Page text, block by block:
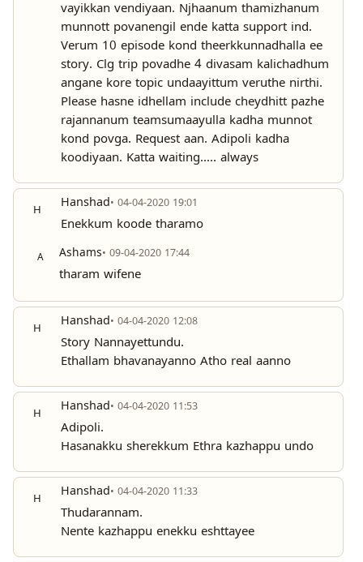
vayikkan vendiyaan. Njhaanum thamizhanum
munnott povanengil ende katta support ind.
Verum 10 episode kond theerkkunnadhalla ee
story. Clg trip povadhe 4 divasam kalichadhum
angane kore topic undaayittum veruthe nirthi.
Please hasne idhellam include cheydhitt pazhe
rajannanum teamsumaayulla kadha munnot
kond povga. Request aan. Adipoli kadha
koodiyaan. Katta waiting..... always
H Hanshad• 04-04-2020 19:01
Enekkum koode tharamo
A Ashams• 09-04-2020 17:44
tharam wifene
H Hanshad• 04-04-2020 12:08
Story Nannayettundu.
Ethallam bhavanayanno Atho real aanno
H Hanshad• 04-04-2020 11:53
Adipoli.
Hasanakku sherekkum Ethra kazhappu undo
H Hanshad• 04-04-2020 11:33
Thudarannam.
Nente kazhappu enekku eshttayee